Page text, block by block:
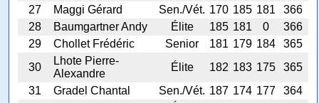
27
Maggi Gérard Sen./Vét. 170 185 181
366
28
Baumgartner Andy Élite 185 181 0
366
29
Chollet Frédéric Senior 181 179 184
365
30
Lhote Pierre-
Alexandre
Élite 182 183 175
365
31
Gradel Chantal Sen./Vét. 187 174 177
364